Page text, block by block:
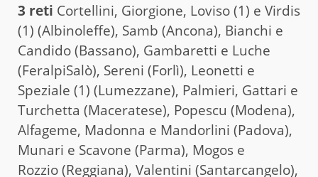
3 reti Cortellini, Giorgione, Loviso (1) e Virdis
(1) (Albinoleffe), Samb (Ancona), Bianchi e
Candido (Bassano), Gambaretti e Luche
(FeralpiSalò), Sereni (Forlì), Leonetti e
Speziale (1) (Lumezzane), Palmieri, Gattari e
Turchetta (Maceratese), Popescu (Modena),
Alfageme, Madonna e Mandorlini (Padova),
Munari e Scavone (Parma), Mogos e
Rozzio (Reggiana), Valentini (Santarcangelo),